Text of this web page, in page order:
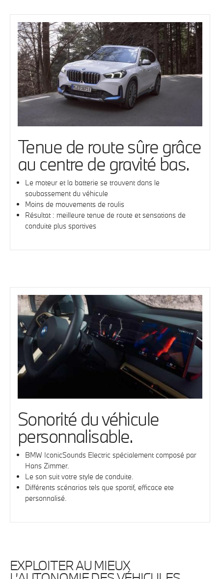
Tenue de route sûre grâce
au centre de gravité bas.
Le moteur et la batterie se trouvent dans le
soubassement du véhicule
Moins de mouvements de roulis
Résultat : meilleure tenue de route et sensations de
conduite plus sportives
Sonorité du véhicule
personnalisable.
BMW IconicSounds Electric spécialement composé par
Hans Zimmer.
Le son suit votre style de conduite.
Différents scénarios tels que sportif, efficace ete
personnalisé.
EXPLOITER AU MIEUX